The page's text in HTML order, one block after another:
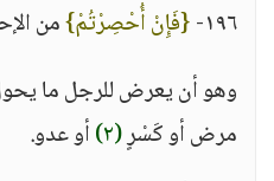
١٩٦- {فَإِنْ أُحْصِرْتُمْ}من
وهو أن يعرض للرجل ما
مرض أو كَسْرٍ(٢)
أو عدو.